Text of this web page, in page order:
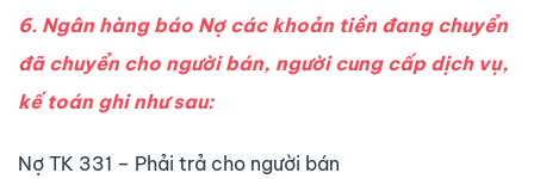
6. Ngân hàng báo Nợ các khoản tiền đang chuyển
đã chuyển cho người bán, người cung cấp dịch vụ,
kế toán ghi như sau:
Nợ TK 331 – Phải trả cho người bán